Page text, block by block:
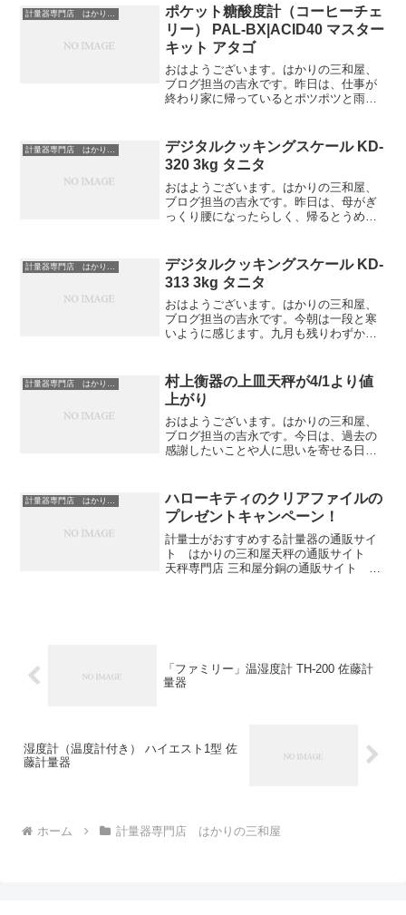
得したそうです。このような記念日があ
るとは知らず、驚...
計量器専門店 はかりの三和屋
ポケット糖酸度計（コーヒーチェ
リー） PAL-BX|ACID40 マスター
キット アタゴ
おはようございます。はかりの三和屋、
ブログ担当の吉永です。昨日は、仕事が
終わり家に帰っているとポツポツと雨が
っていると急に雷が鳴り始め、滝のよう
な雨に・・・。すると、あ...
デジタルクッキングスケール KD-
320 3kg タニタ
おはようございます。はかりの三和屋、
ブログ担当の吉永です。昨日は、母がぎ
っくり腰になったらしく、帰るとうめき
ていると逆に辛いらしく、ものすごい遅
いスピードで家の中をグル...
デジタルクッキングスケール KD-
313 3kg タニタ
おはようございます。はかりの三和屋、
ブログ担当の吉永です。今朝は一段と寒
いように感じます。九月も残りわずか、
ってきます。何年か前に一度、渓谷に紅
葉を見に行ったのですが、...
計量器専門店 はかりの三和屋
村上衡器の上皿天秤が4/1より値
上がり
おはようございます。はかりの三和屋、
ブログ担当の吉永です。今日は、過去の
感謝したいことや人に思いを寄せる日、
ていても、家族など身近な存在だからこ
そ恥ずかしくて、...
計量器専門店 はかりの三和屋
ハローキティのクリアファイルの
プレゼントキャンペーン！
計量士がおすすめする計量器の通販サイ
ト はかりの三和屋天秤の通販サイト
天秤専門店 三和屋分銅の通販サイト 分
「ファミリー」温湿度計 TH-200 佐藤計
量器
湿度計（温度計付き） ハイエスト1型 佐
藤計量器
ホーム 計量器専門店 はかりの三和屋